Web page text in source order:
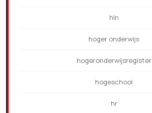
hln
hoger onderwijs
hogeronderwijsregister
hogeschool
hr